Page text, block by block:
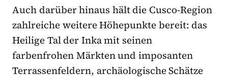
Auch darüber hinaus hält die Cusco-Region
zahlreiche weitere Höhepunkte bereit: das
Heilige Tal der Inka mit seinen
farbenfrohen Märkten und imposanten
Terrassenfeldern, archäologische Schätze